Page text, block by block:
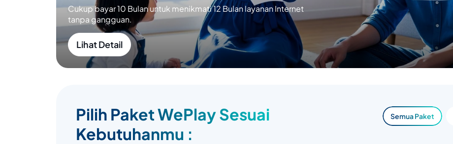
Cukup bayar 10 Bulan untuk menikmati 12 Bulan layanan Internet
tanpa gangguan.
Lihat Detail
Pilih Paket WePlay Sesuai
Kebutuhanmu :
Semua Paket